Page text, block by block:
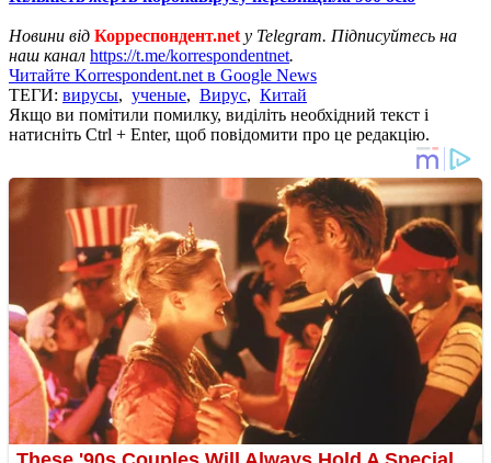
Новини від Корреспондент.net у Telegram. Підписуйтесь на
наш канал https://t.me/korrespondentnet.
Читайте Korrespondent.net в Google News
ТЕГИ: вирусы, ученые, Вирус, Китай
Якщо ви помітили помилку, виділіть необхідний текст і
натисніть Ctrl + Enter, щоб повідомити про це редакцію.